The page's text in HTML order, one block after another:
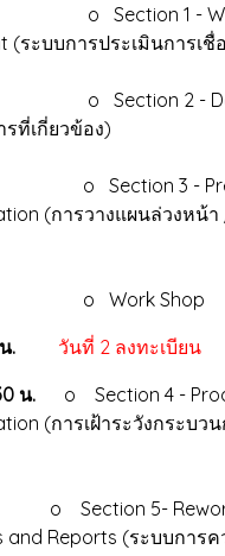
1 - Weld
(ระบบการประเมินการเชื่
2 -
รที่เกี่ยวข้อง)
3 -
(การวางแผนล่วงหน้
Shop
.
วันที่ 2 ลงทะเบียน
น.
o Section 4 -
(การเฝ้าระวังกระบว
5- Rework
and Reports (ระบบการ